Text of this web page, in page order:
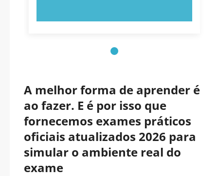
A melhor forma de aprender é
ao fazer. E é por isso que
fornecemos exames práticos
oficiais atualizados 2026 para
simular o ambiente real do
exame